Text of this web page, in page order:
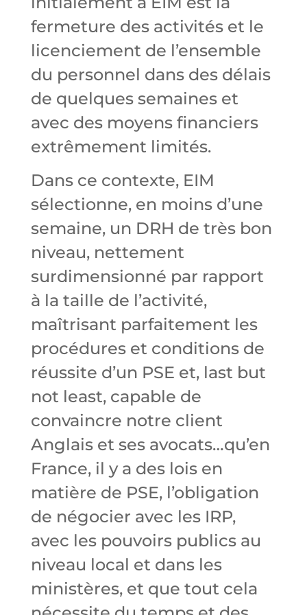
fermeture des activités et le
licenciement de l’ensemble
du personnel dans des délais
de quelques semaines et
avec des moyens financiers
extrêmement limités.
Dans ce contexte, EIM
sélectionne, en moins d’une
semaine, un DRH de très bon
niveau, nettement
surdimensionné par rapport
à la taille de l’activité,
maîtrisant parfaitement les
procédures et conditions de
réussite d’un PSE et, last but
not least, capable de
convaincre notre client
Anglais et ses avocats…qu’en
France, il y a des lois en
matière de PSE, l’obligation
de négocier avec les IRP,
avec les pouvoirs publics au
niveau local et dans les
ministères, et que tout cela